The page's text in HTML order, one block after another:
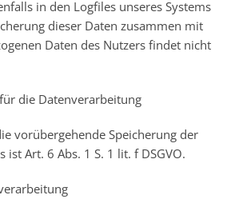
in den Logfiles unseres Systems
dieser Daten zusammen mit
Daten des Nutzers findet nicht
die Datenverarbeitung
vorübergehende Speicherung der
ist Art. 6 Abs. 1 S. 1 lit. f DSGVO.